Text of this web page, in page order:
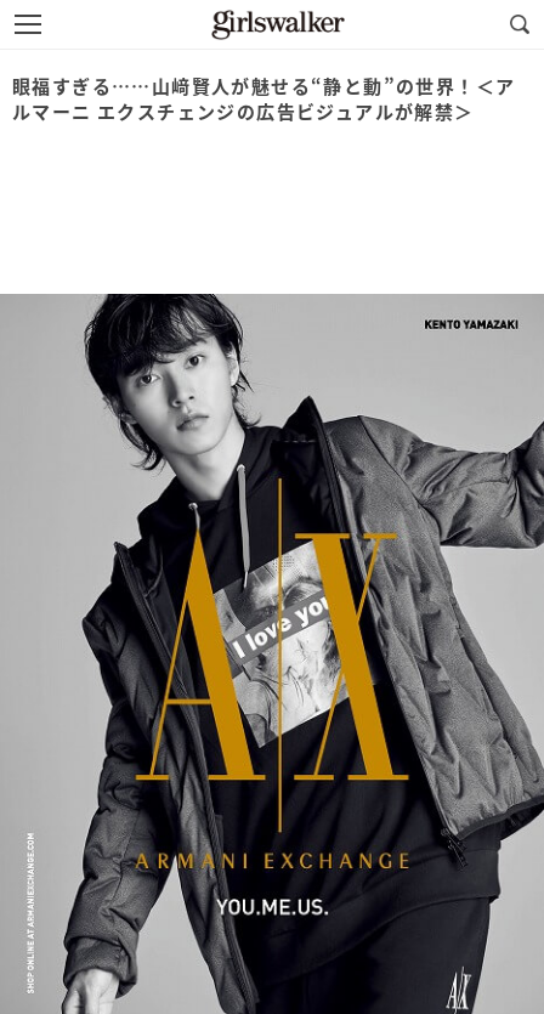
眼福すぎる……山﨑賢人が魅せる“静と動”の世界！＜ア
ルマーニ エクスチェンジの広告ビジュアルが解禁＞